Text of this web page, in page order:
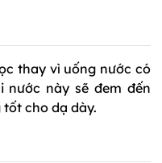
thay vì uống nước có
nước này sẽ đem đến
cho dạ dày.